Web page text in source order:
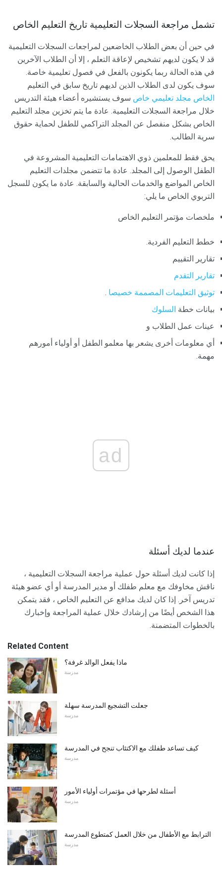
تشمل مراجعة السجلات التعليمية تاريخ التعليم الخاص
في حين أن بعض الطلاب الخاضعين لمراجعات السجلات التعليمية
قد لا يكون لديهم تشخيص لإعاقة التعلم ، إلا أن الطلاب الآخرين
في هذه الحالة ربما يكونون بالفعل في فصول تعليمية خاصة.
سوف يكون لدى الطلاب الذين لديهم تاريخ سابق في التعليم
الخاص مجلد تعليمي خاص سوف يستشيره أعضاء هيئة التدريس
خلال مراجعة السجلات التعليمية. عادة ما يتم تخزين مجلد التعليم
الخاص بشكل منفصل عن المجلد التراكمي للطفل لحماية حقوق
سرية الطالب.
يحق فقط للمعلمين ذوي الاهتمامات التعليمية المشروعة في
الطفل الوصول إلى المجلد. عادة ما تتضمن مجلدات التعليم
الخاص المواضع والخدمات الحالية والسابقة. عادة ما يكون للسجل
التربوي الخاص ما يلي:
ملخصات مؤتمر التعليم الخاص
خطط التعليم الفردية.
تقارير التقييم
تقارير التقدم
توثيق التعليمات المصممة خصيصا .
بيانات خطة السلوك
عينات عمل الطلاب و
أي معلومات أخرى يشعر بها معلمو الطفل أو أولياء أمورهم
مهمة.
ad
عندما لديك أسئلة
إذا كانت لديك أسئلة حول عملية مراجعة السجلات التعليمية ،
ناقش مخاوفك مع معلم طفلك أو مدير المدرسة أو أي عضو هيئة
تدريس آخر. إذا كان لديك مدافع عن التعليم الخاص ، فقد يتمكن
هذا الشخص أيضًا من إرشادك خلال عملية المراجعة وإخبارك
بالخطوات المتضمنة.
Related Content
ماذا يفعل الوالد غرفة؟
مدرسة
جعلت التشجيع المدرسة سهلة
مدرسة
كيف تساعد طفلك مع الاكتئاب تنجح في المدرسة
مدرسة
أسئلة لطرحها في مؤتمرات أولياء الأمور
مدرسة
الترابط مع الأطفال من خلال العمل كمتطوع المدرسة
مدرسة